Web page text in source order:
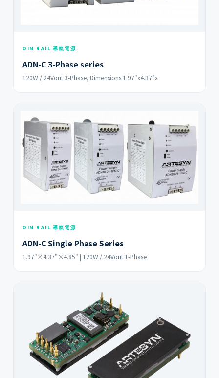
DIN RAIL 導軌電源
ADN-C 3-Phase series
120W / 24Vout 3-Phase, Dimensions 1.97"x4.37"x
DIN RAIL 導軌電源
ADN-C Single Phase Series
1.97"×4.37"×4.85" | 120W / 24Vout 1-Phase